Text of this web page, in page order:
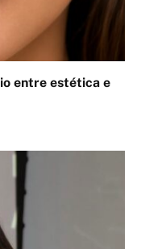
entre estética e